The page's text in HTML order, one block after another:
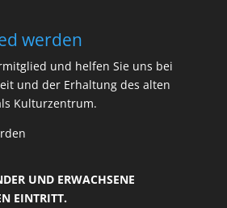
werden
und helfen Sie uns bei
und der Erhaltung des alten
Kulturzentrum.
UND ERWACHSENE
EINTRITT.